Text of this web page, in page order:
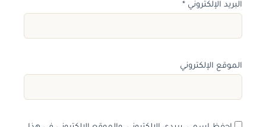
البريد الإلكتروني *
الموقع الإلكتروني